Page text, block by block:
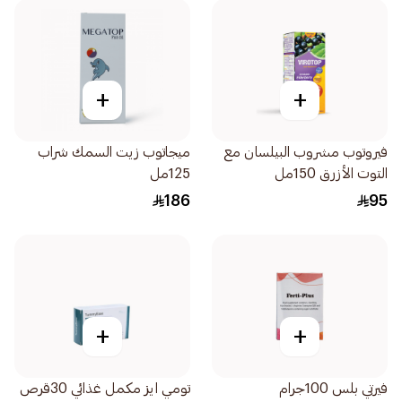
+
فيروتوب مشروب البيلسان مع
التوت الأزرق 150مل
95
+
ميجاتوب زيت السمك شراب
125مل
186
+
فيرتي بلس 100جرام
+
تومي ايز مكمل غذائي 30قرص